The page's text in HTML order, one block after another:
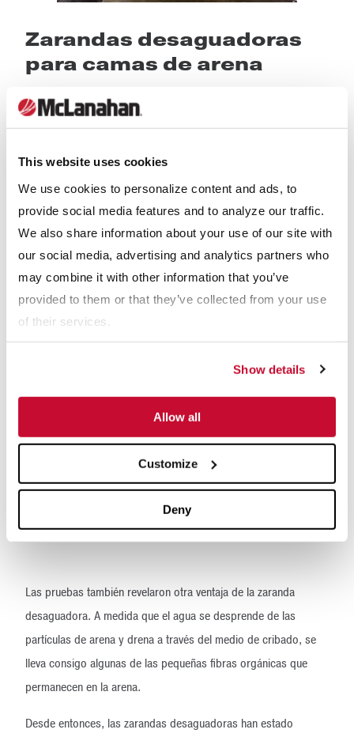
This website uses cookies
We use cookies to personalize content and ads, to
provide social media features and to analyze our traffic.
We also share information about your use of our site with
our social media, advertising and analytics partners who
may combine it with other information that you’ve
provided to them or that they’ve collected from your use
of their services.
Show details
Allow all
Customize
Deny
Zarandas desaguadoras
para camas de arena
Las zarandas desaguadoras se han utilizado con éxito para
eliminar el exceso de humedad de arenas de áridos, arenas
una plataforma inclinada en la que se introduce la arena
reciclada separada. El movimiento de dos motores vibratorios
de rotación contraria arroja el material hacia arriba y hacia
delante hacia el extremo de descarga, lo que permite que el
agua se desprenda de la arena y se drene a través de las
aberturas del medio de cribado.
La primera zaranda desaguadora utilizada para desaguar las
camas de arena reciclada separada ha sido probada
extensamente. Los resultados fueron los siguientes:
Las pruebas también revelaron otra ventaja de la zaranda
desaguadora. A medida que el agua se desprende de las
partículas de arena y drena a través del medio de cribado, se
lleva consigo algunas de las pequeñas fibras orgánicas que
permanecen en la arena.
Desde entonces, las zarandas desaguadoras han estado